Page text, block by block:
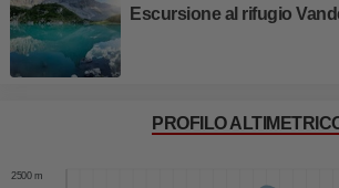
Escursione al rifugio
PROFILO
2500 m